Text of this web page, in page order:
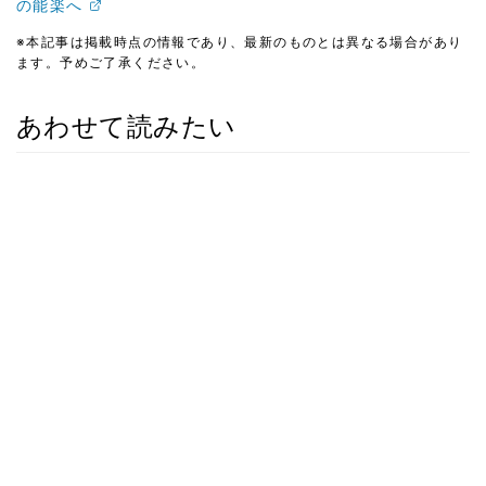
の能楽へ
※本記事は掲載時点の情報であり、最新のものとは異なる場合があり
ます。予めご了承ください。
あわせて読みたい